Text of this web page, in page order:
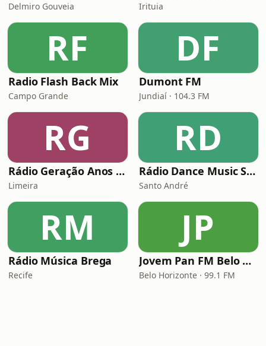
Delmiro Gouveia Irituia
RF
Radio Flash Back Mix
Campo Grande
DF
Dumont FM
Jundiaí · 104.3 FM
RG
Rádio Geração Anos 80s Flashback
Limeira
RD
Rádio Dance Music Super Hits
Santo André
RM
Rádio Música Brega
Recife
JP
Jovem Pan FM Belo Horizonte
Belo Horizonte · 99.1 FM